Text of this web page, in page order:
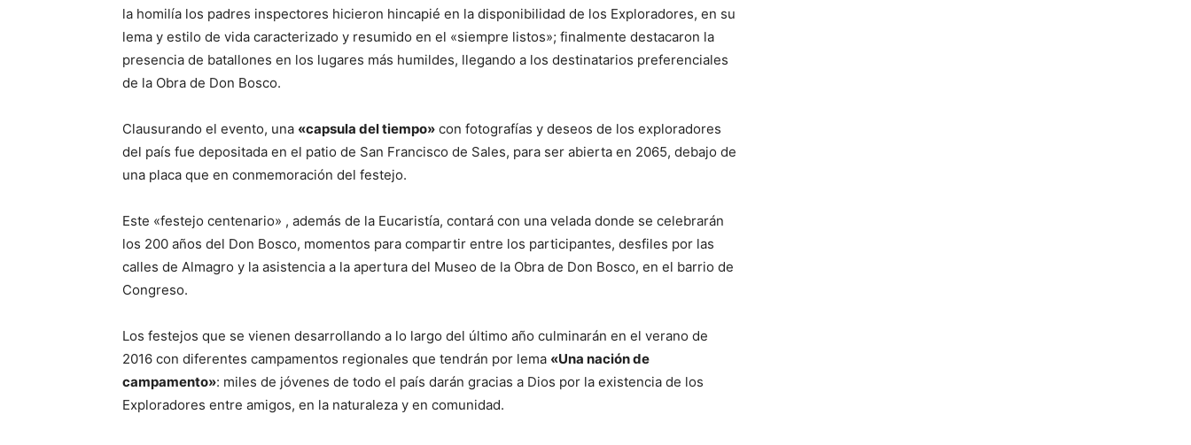
la homilía los padres inspectores hicieron hincapié en la disponibilidad de los Exploradores, en su
lema y estilo de vida caracterizado y resumido en el «siempre listos»; finalmente destacaron la
presencia de batallones en los lugares más humildes, llegando a los destinatarios preferenciales
de la Obra de Don Bosco.
Clausurando el evento, una «capsula del tiempo» con fotografías y deseos de los exploradores
del país fue depositada en el patio de San Francisco de Sales, para ser abierta en 2065, debajo de
una placa que en conmemoración del festejo.
Este «festejo centenario» , además de la Eucaristía, contará con una velada donde se celebrarán
los 200 años del Don Bosco, momentos para compartir entre los participantes, desfiles por las
calles de Almagro y la asistencia a la apertura del Museo de la Obra de Don Bosco, en el barrio de
Congreso.
Los festejos que se vienen desarrollando a lo largo del último año culminarán en el verano de
2016 con diferentes campamentos regionales que tendrán por lema «Una nación de
campamento»: miles de jóvenes de todo el país darán gracias a Dios por la existencia de los
Exploradores entre amigos, en la naturaleza y en comunidad.